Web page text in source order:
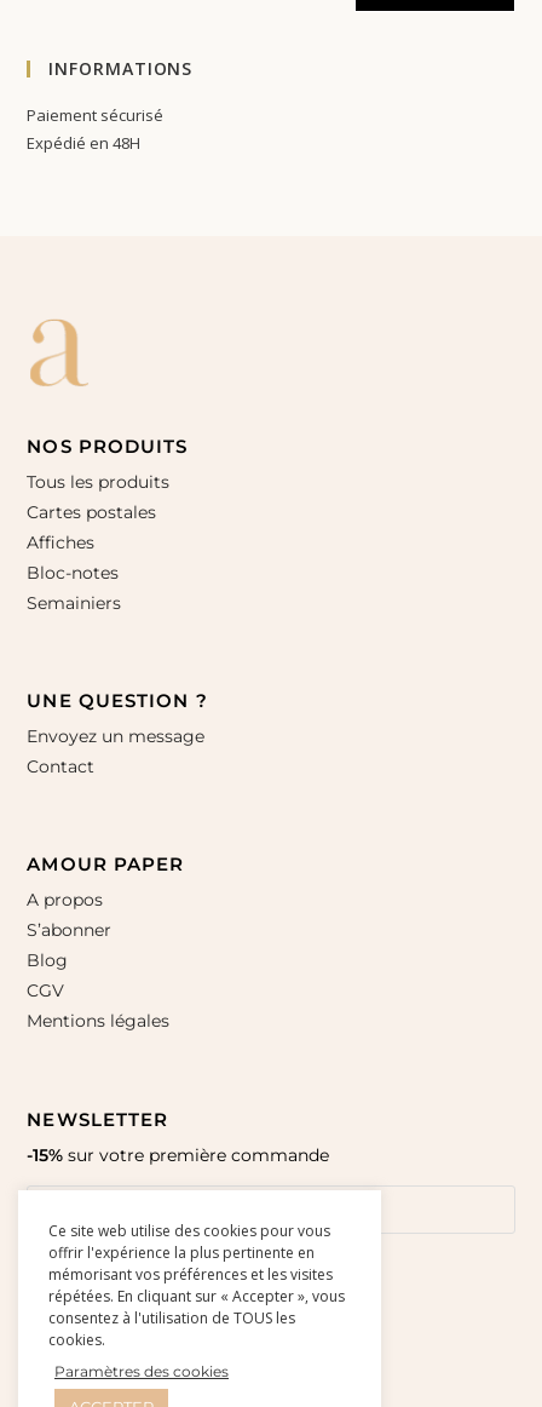
INFORMATIONS
Paiement sécurisé
Expédié en 48H
NOS PRODUITS
Tous les produits
Cartes postales
Affiches
Bloc-notes
Semainiers
UNE QUESTION ?
Envoyez un message
Contact
AMOUR PAPER
A propos
S’abonner
Blog
CGV
Mentions légales
NEWSLETTER
-15% sur votre première commande
Ce site web utilise des cookies pour vous
offrir l'expérience la plus pertinente en
mémorisant vos préférences et les visites
répétées. En cliquant sur « Accepter », vous
consentez à l'utilisation de TOUS les
cookies.
Paramètres des cookies